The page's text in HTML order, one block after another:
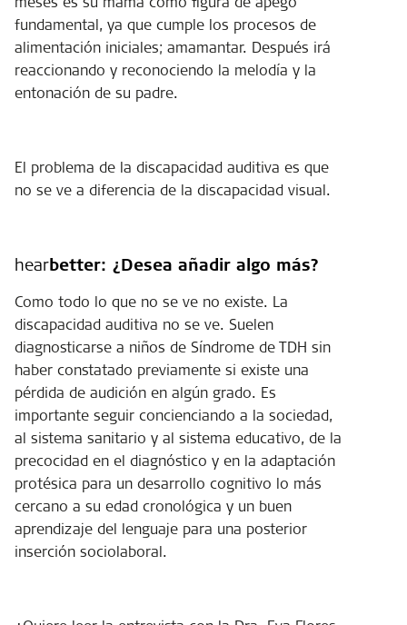
fundamental, ya que cumple los procesos de
alimentación iniciales; amamantar. Después irá
reaccionando y reconociendo la melodía y la
entonación de su padre.
El problema de la discapacidad auditiva es que
no se ve a diferencia de la discapacidad visual.
hearbetter: ¿Desea añadir algo más?
Como todo lo que no se ve no existe. La
discapacidad auditiva no se ve. Suelen
diagnosticarse a niños de Síndrome de TDH sin
haber constatado previamente si existe una
pérdida de audición en algún grado. Es
importante seguir concienciando a la sociedad,
al sistema sanitario y al sistema educativo, de la
precocidad en el diagnóstico y en la adaptación
protésica para un desarrollo cognitivo lo más
cercano a su edad cronológica y un buen
aprendizaje del lenguaje para una posterior
inserción sociolaboral.